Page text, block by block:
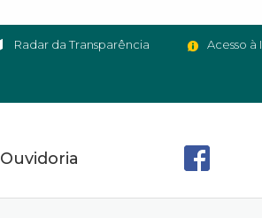
Acesso à
Radar da Transparência
Ouvidoria